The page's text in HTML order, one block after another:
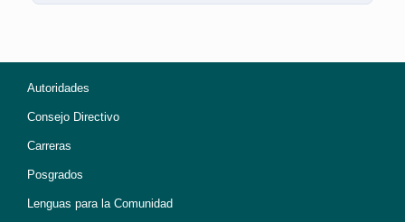
Autoridades
Consejo Directivo
Carreras
Posgrados
Lenguas para la Comunidad